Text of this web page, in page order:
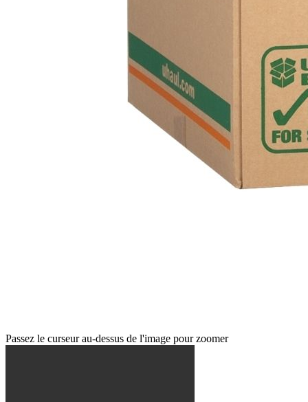
Passez le curseur au-dessus de l'image pour zoomer